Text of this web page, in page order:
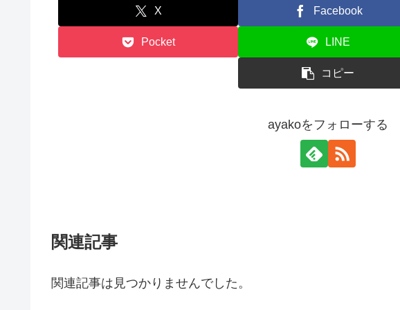
X Facebook
Pocket LINE
コピー
ayakoをフォローする
関連記事
関連記事は見つかりませんでした。